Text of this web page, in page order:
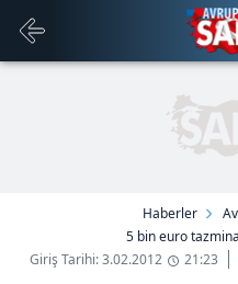
Haberler
5 bin euro
Giriş Tarihi: 3.02.2012
21:23